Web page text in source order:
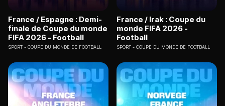
France / Espagne : Demi-
finale de Coupe du monde
FIFA 2026 - Football
SPORT COUPE DU MONDE DE FOOTBALL
France / Irak : Coupe du
monde FIFA 2026 -
Football
SPORT COUPE DU MONDE DE FOOTBALL